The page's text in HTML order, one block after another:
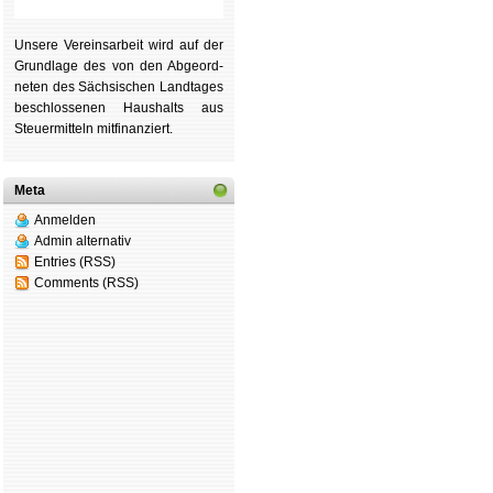
Unsere Ver­eins­ar­beit wird auf der
Grund­lage des von den Ab­ge­ord­
ne­ten des Säch­si­schen Land­tages
be­schlos­se­nen Haus­halts aus
Steu­er­mitteln mit­fi­nan­ziert.
Meta
Anmelden
Admin alternativ
Entries (RSS)
Comments (RSS)